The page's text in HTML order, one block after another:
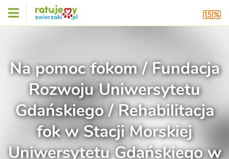
Na pomoc fokom / Fundacja
Rozwoju Uniwersytetu
Gdańskiego / Rehabilitacja
fok w Stacji Morskiej
Uniwersytetu Gdańskiego w